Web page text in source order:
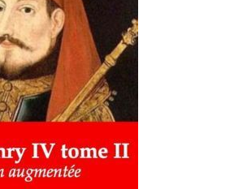
/ DÉTAILS